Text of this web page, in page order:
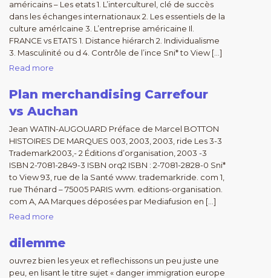
américains – Les etats 1. L’interculturel, clé de succès
dans les échanges internationaux 2. Les essentiels de la
culture amérlcaine 3. L’entreprise américaine Il.
FRANCE vs ETATS 1. Distance hiérarch 2. Individualisme
3. Masculinité ou d 4. Contrôle de l’ince Sni* to View […]
Read more
Plan merchandising Carrefour
vs Auchan
Jean WATIN-AUGOUARD Préface de Marcel BOTTON
HISTOIRES DE MARQUES 003, 2003, 2003, ride Les 3-3
Trademark2003,- 2 Éditions d’organisation, 2003 -3
ISBN 2-7081-2849-3 ISBN orq2 ISBN : 2-7081-2828-0 Sni*
to View 93, rue de la Santé www. trademarkride. com 1,
rue Thénard – 75005 PARIS wvm. editions-organisation.
com A, AA Marques déposées par Mediafusion en […]
Read more
dilemme
ouvrez bien les yeux et reflechissons un peu juste une
peu, en lisant le titre sujet « danger immigration europe